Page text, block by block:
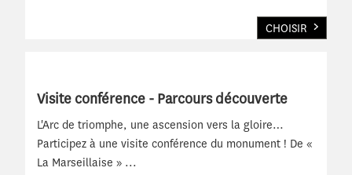
CHOISIR
Visite conférence - Parcours découverte
L'Arc de triomphe, une ascension vers la gloire…
Participez à une visite conférence du monument ! De «
La Marseillaise » ...